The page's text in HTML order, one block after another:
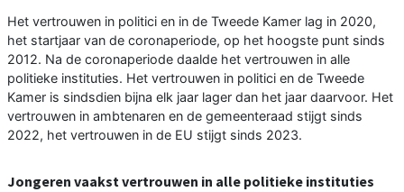
Het vertrouwen in politici en in de Tweede Kamer lag in 2020,
het startjaar van de coronaperiode, op het hoogste punt sinds
2012. Na de coronaperiode daalde het vertrouwen in alle
politieke instituties. Het vertrouwen in politici en de Tweede
Kamer is sindsdien bijna elk jaar lager dan het jaar daarvoor. Het
vertrouwen in ambtenaren en de gemeenteraad stijgt sinds
2022, het vertrouwen in de EU stijgt sinds 2023.
Jongeren vaakst vertrouwen in alle politieke instituties